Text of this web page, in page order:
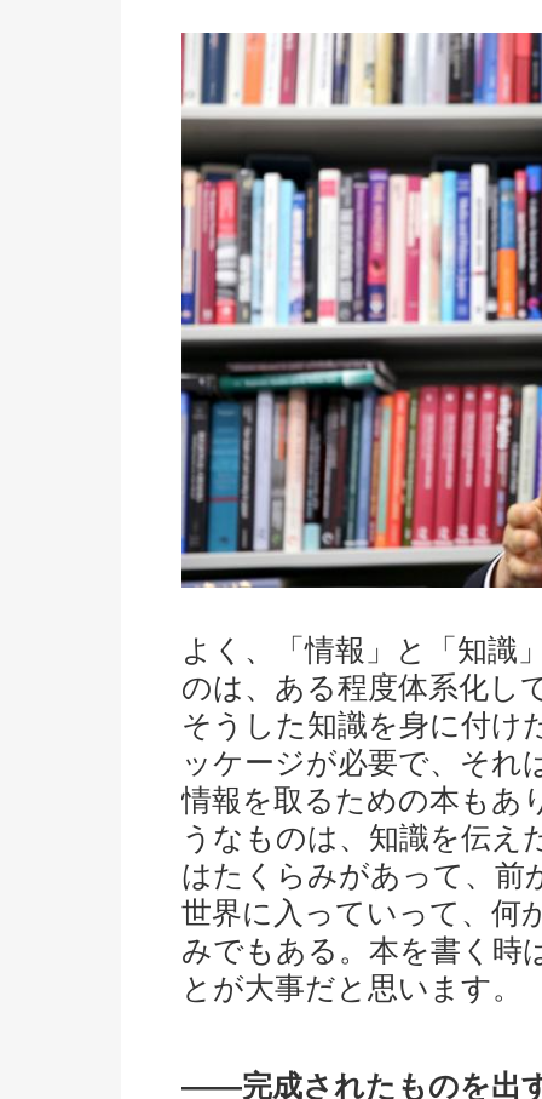
よく、「情報」と「知識
のは、ある程度体系化し
そうした知識を身に付け
ッケージが必要で、それ
情報を取るための本もあ
うなものは、知識を伝え
はたくらみがあって、前
世界に入っていって、何
みでもある。本を書く時
とが大事だと思います。
――完成されたものを出